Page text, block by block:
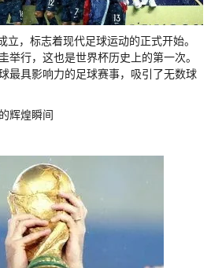
立，标志着现代足球运动的正式开始。
举行，这也是世界杯历史上的第一次。
最具影响力的足球赛事，吸引了无数球
辉煌瞬间